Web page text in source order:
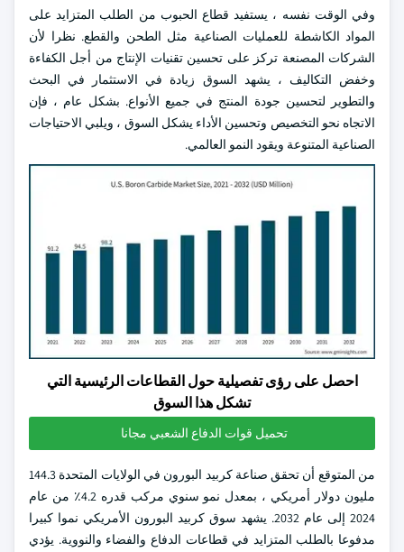
وفي الوقت نفسه ، يستفيد قطاع الحبوب من الطلب المتزايد على
المواد الكاشطة للعمليات الصناعية مثل الطحن والقطع. نظرا لأن
الشركات المصنعة تركز على تحسين تقنيات الإنتاج من أجل الكفاءة
وخفض التكاليف ، يشهد السوق زيادة في الاستثمار في البحث
والتطوير لتحسين جودة المنتج في جميع الأنواع. بشكل عام ، فإن
الاتجاه نحو التخصيص وتحسين الأداء يشكل السوق ، ويلبي الاحتياجات
الصناعية المتنوعة ويقود النمو العالمي.
احصل على رؤى تفصيلية حول القطاعات الرئيسية التي
تشكل هذا السوق
تحميل قوات الدفاع الشعبي مجانا
من المتوقع أن تحقق صناعة كربيد البورون في الولايات المتحدة 144.3
مليون دولار أمريكي ، بمعدل نمو سنوي مركب قدره 4.2٪ من عام
2024 إلى عام 2032. يشهد سوق كربيد البورون الأمريكي نموا كبيرا
مدفوعا بالطلب المتزايد في قطاعات الدفاع والفضاء والنووية. يؤدي